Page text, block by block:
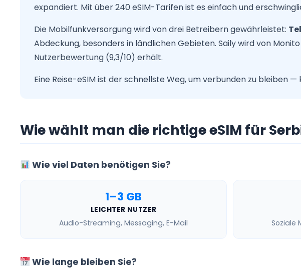
expandiert. Mit über 240 eSIM-Tarifen ist es einfach und
Die Mobilfunkversorgung wird von drei Betreibern gewährleistet:
Abdeckung, besonders in ländlichen Gebieten. Saily wird von
Nutzerbewertung (9,3/10) erhält.
Eine Reise-eSIM ist der schnellste Weg, um verbunden zu bleiben
Wie wählt man die richtige eSIM für
Wie viel Daten benötigen Sie?
1–3 GB
LEICHTER NUTZER
Audio-Streaming, Messaging, E-Mail Soziale
Wie lange bleiben Sie?